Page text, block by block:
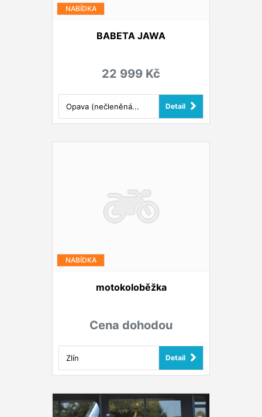
NABÍDKA
BABETA JAWA
22 999 Kč
Opava (nečleněná... Detail
NABÍDKA
motokoloběžka
Cena dohodou
Zlín Detail